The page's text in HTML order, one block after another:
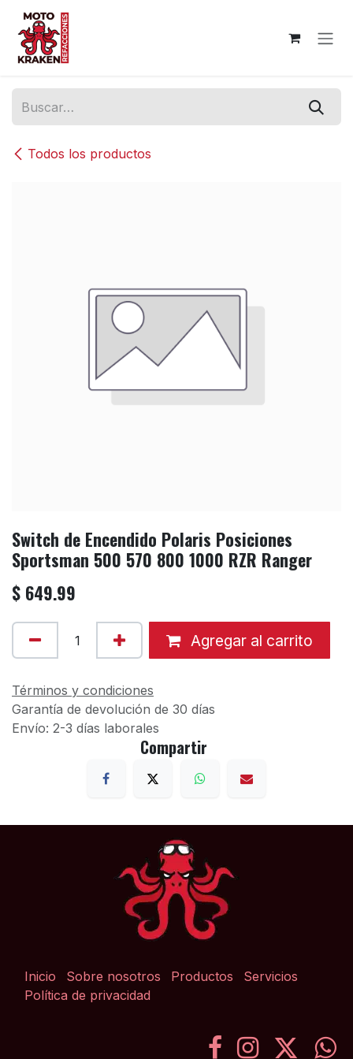
Ir al contenido
Todos los productos
Switch de Encendido Polaris Posiciones
Sportsman 500 570 800 1000 RZR Ranger
$ 649.99
Agregar al carrito
Términos y condiciones
Garantía de devolución de 30 días
Envío: 2-3 días laborales
Compartir
Inicio Sobre nosotros Productos
Servicios
Política de privacidad